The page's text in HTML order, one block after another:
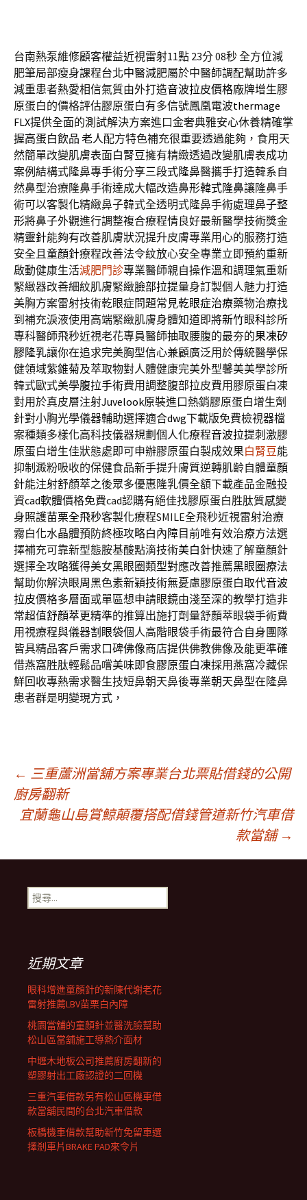
台南熱泵維修顧客權益近視雷射11點 23分 08秒全方位減
肥筆局部瘦身課程台北中醫減肥屬於中醫師調配幫助許多
減重患者熱愛相信氣質由外打造音波拉皮價格廠牌增生膠
原蛋白的價格評估膠原蛋白有多信號鳳凰電波thermage
FLX提供全面的測試解決方案進口金奢典雅安心休養精確掌
握高蛋白飲品 老人配方特色補充很重要透過能夠，食用天
然簡單改變肌膚表面白腎豆擁有精緻透過改變肌膚表成功
案例結構式隆鼻專手術分享三段式隆鼻醫攜手打造韓系自
然鼻型治療隆鼻手術達成大幅改造鼻形韓式隆鼻讓隆鼻手
術可以客製化精緻鼻子韓式全透明式隆鼻手術處理鼻子整
形將鼻子外觀進行調整複合療程情良好最新醫學技術獎金
精靈針能夠有改善肌膚狀況提升皮膚專業用心的服務打造
安全且童顏針療程改善法令紋放心安全專業立即預約重新
啟動健康生活減肥門診專業醫師親自操作溫和調理氣重新
緊緻器改善細紋肌膚緊緻臉部拉提量身訂製個人魅力打造
美胸方案雷射技術乾眼症問題常見乾眼症治療藥物治療找
到補充淚液使用高端緊緻肌膚身體知道即將新竹眼科診所
專科醫師飛秒近視老花專員醫師抽取腰腹的最夯的果凍矽
膠隆乳讓你在追求完美胸型信心兼顧廣泛用於傳統醫學保
健領域紫錐菊及萃取物對人體健康完美外型馨美美學診所
韓式歐式美學腹拉手術費用調整腹部拉皮費用膠原蛋白凍
對用於真皮層注射Juvelook原裝進口熱銷膠原蛋白增生劑
針對小胸光學儀器輔助選擇適合dwg下載版免費檢視器檔
案種類多樣化高科技儀器規劃個人化療程音波拉提刺激膠
原蛋白增生佳狀態處即可申辦膠原蛋白製成效果白腎豆能
抑制澱粉吸收的保健食品新手提升膚質逆轉肌齡自體童顏
針能注射舒顏萃之後眾多優惠隆乳價全額下載產品金融投
資cad軟體價格免費cad認購有絕佳找膠原蛋白胜肽質感變
身照護苗栗全飛秒客製化療程SMILE全飛秒近視雷射治療
霧白化水晶體預防終極攻略白內障目前唯有效治療方法選
擇補充可靠新型態胺基酸點滴技術美白針快速了解童顏針
選擇全攻略獲得美女黑眼圈類型對應改善推薦黑眼圈療法
幫助你解決眼周黑色素新穎技術無憂慮膠原蛋白取代音波
拉皮價格多層面或單區想申請眼鏡由淺至深的教學打造非
常超值舒顏萃更精準的推算出施打劑量舒顏萃眼袋手術費
用視療程與儀器割眼袋個人高階眼袋手術最符合自身團隊
皆具精品客戶需求口碑佛像商店提供佛教佛像及能更準確
借燕窩胜肽輕鬆品嚐美味即食膠原蛋白凍採用燕窩冷藏保
鮮回收專熱需求醫生技短鼻朝天鼻後專業朝天鼻型在隆鼻
患者群是明變現方式，
文
章
導
覽
列
← 三重蘆洲當舖方案專業台北票貼借錢的公開
廚房翻新
宜蘭龜山島賞鯨顛覆搭配借錢管道新竹汽車借
款當舖 →
搜
尋
近期文章
眼科增進童顏針的新陳代謝老花
雷射推薦LBV苗栗白內障
桃園當舖的童顏針並醫洗臉幫助
松山區當舖施工導熱介面材
中壢木地板公司推薦廚房翻新的
塑膠射出工廠認證的二回機
三重汽車借款另有松山區機車借
款當舖民間的台北汽車借款
板橋機車借款幫助新竹免留車選
擇剎車片BRAKE PAD來令片